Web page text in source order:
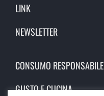
LINK
NEWSLETTER
CONSUMO RESPONSABILE
GUSTO E CUCINA